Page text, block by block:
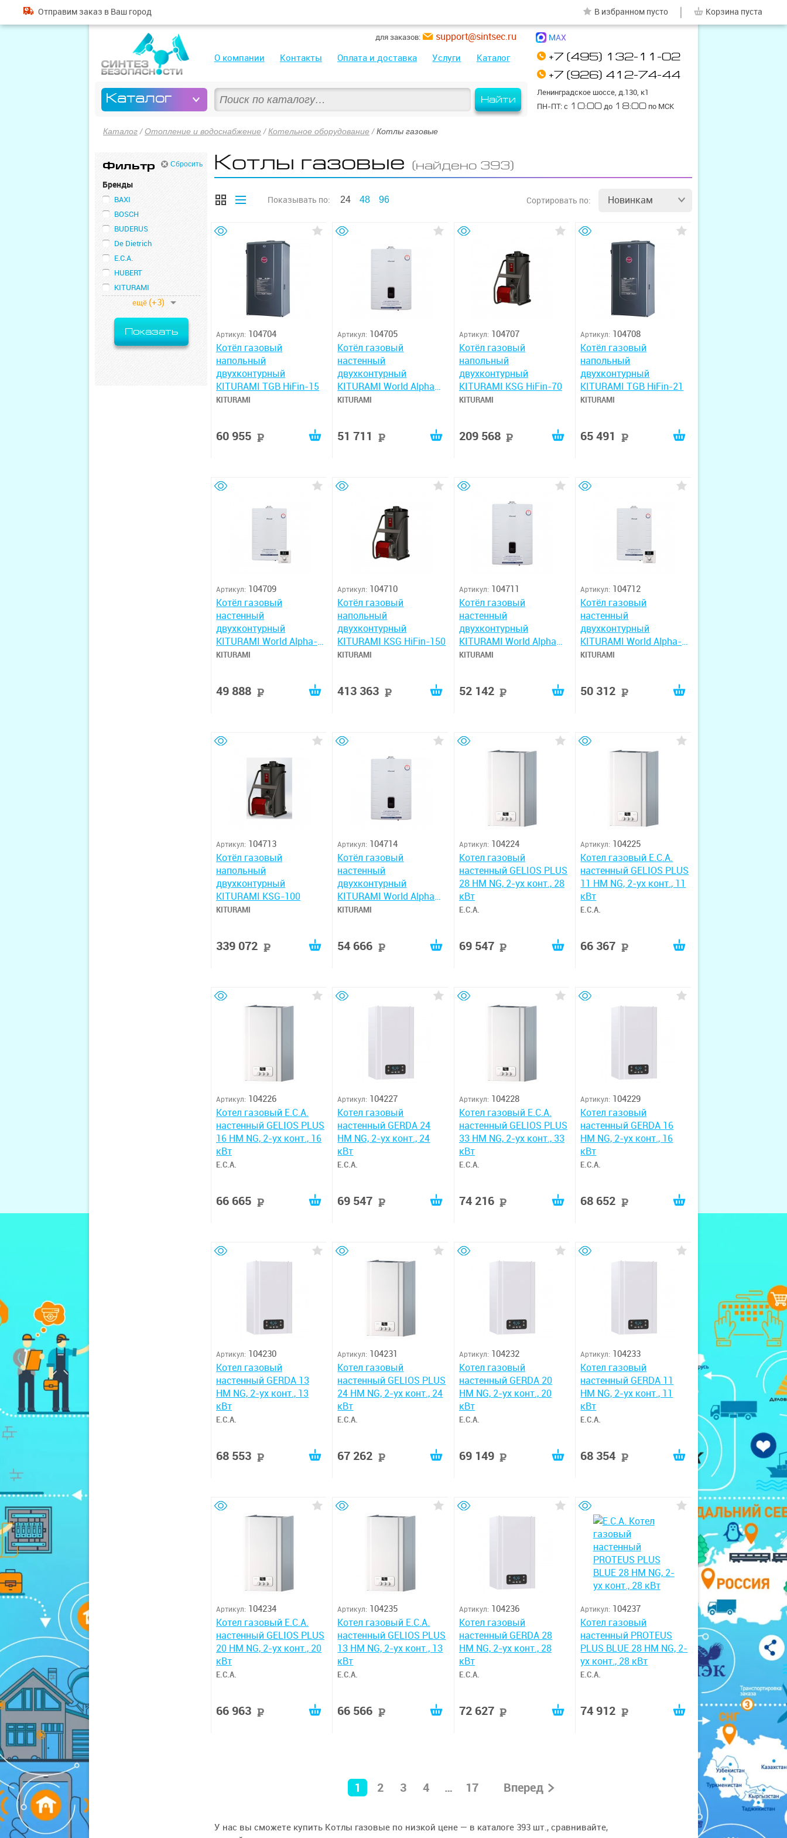
Найти
О компании Контакты Оплата и доставка Услуги Каталог
Каталог
+7 (495) 132-11-02
+7 (926) 412-74-44
Ленинградское шоссе, д.130, к1
ПН-ПТ: с 10:00 до 18:00 по МСК
для заказов: support@sintsec.ru MAX
Отправим заказ в Ваш город В избранном пусто Корзина пуста
Каталог / Отопление и водоснабжение /Котельное оборудование /Котлы газовые
Котлы газовые (найдено 393)
Фильтр Сбросить
Бренды
BAXI
BOSCH
BUDERUS
De Dietrich
E.C.A.
HUBERT
KITURAMI
ещё (+3)
Показать
Показывать по: 24 48 96 Сортировать по: Новинкам
Артикул: 104704
Котёл газовый
напольный
двухконтурный
KITURAMI TGB HiFin-15
KITURAMI
60 955
Артикул: 104705
Котёл газовый
настенный
двухконтурный
KITURAMI World Alpha
S-15
KITURAMI
51 711
Артикул: 104707
Котёл газовый
напольный
двухконтурный
KITURAMI KSG HiFin-70
KITURAMI
209 568
Артикул: 104708
Котёл газовый
напольный
двухконтурный
KITURAMI TGB HiFin-21
KITURAMI
65 491
Артикул: 104709
Котёл газовый
настенный
двухконтурный
KITURAMI World Alpha-
15
KITURAMI
49 888
Артикул: 104710
Котёл газовый
напольный
двухконтурный
KITURAMI KSG HiFin-150
KITURAMI
413 363
Артикул: 104711
Котёл газовый
настенный
двухконтурный
KITURAMI World Alpha
S-18
KITURAMI
52 142
Артикул: 104712
Котёл газовый
настенный
двухконтурный
KITURAMI World Alpha-
18
KITURAMI
50 312
Артикул: 104713
Котёл газовый
напольный
двухконтурный
KITURAMI KSG-100
KITURAMI
339 072
Артикул: 104714
Котёл газовый
настенный
двухконтурный
KITURAMI World Alpha
S-30 (new)
KITURAMI
54 666
Артикул: 104224
Котел газовый
настенный GELIOS PLUS
28 HM NG, 2-ух конт., 28
кВт
E.C.A.
69 547
Артикул: 104225
Котел газовый E.C.A.
настенный GELIOS PLUS
11 HM NG, 2-ух конт., 11
кВт
E.C.A.
66 367
Артикул: 104226
Котел газовый E.C.A.
настенный GELIOS PLUS
16 HM NG, 2-ух конт., 16
кВт
E.C.A.
66 665
Артикул: 104227
Котел газовый
настенный GERDA 24
HM NG, 2-ух конт., 24
кВт
E.C.A.
69 547
Артикул: 104228
Котел газовый E.C.A.
настенный GELIOS PLUS
33 HM NG, 2-ух конт., 33
кВт
E.C.A.
74 216
Артикул: 104229
Котел газовый
настенный GERDA 16
HM NG, 2-ух конт., 16
кВт
E.C.A.
68 652
Артикул: 104230
Котел газовый
настенный GERDA 13
HM NG, 2-ух конт., 13
кВт
E.C.A.
68 553
Артикул: 104231
Котел газовый
настенный GELIOS PLUS
24 HM NG, 2-ух конт., 24
кВт
E.C.A.
67 262
Артикул: 104232
Котел газовый
настенный GERDA 20
HM NG, 2-ух конт., 20
кВт
E.C.A.
69 149
Артикул: 104233
Котел газовый
настенный GERDA 11
HM NG, 2-ух конт., 11
кВт
E.C.A.
68 354
Артикул: 104234
Котел газовый E.C.A.
настенный GELIOS PLUS
20 HM NG, 2-ух конт., 20
кВт
E.C.A.
66 963
Артикул: 104235
Котел газовый E.C.A.
настенный GELIOS PLUS
13 HM NG, 2-ух конт., 13
кВт
E.C.A.
66 566
Артикул: 104236
Котел газовый
настенный GERDA 28
HM NG, 2-ух конт., 28
кВт
E.C.A.
72 627
Артикул: 104237
Котел газовый
настенный PROTEUS
PLUS BLUE 28 HM NG, 2-
ух конт., 28 кВт
E.C.A.
74 912
1 2 3 4 … 17 Вперед
У нас вы сможете купить Котлы газовые по низкой цене — в каталоге 393 шт., сравнивайте,